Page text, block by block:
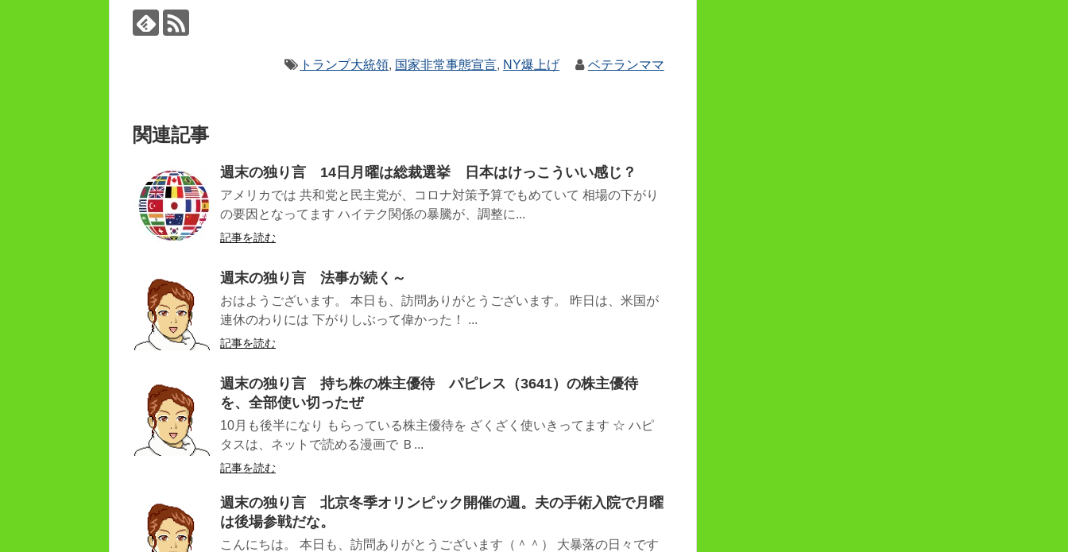
トランプ大統領, 国家非常事態宣言, NY爆上げ ベテランママ
関連記事
週末の独り言 14日月曜は総裁選挙 日本はけっこういい感じ？
アメリカでは 共和党と民主党が、コロナ対策予算でもめていて 相場の下がり
の要因となってます ハイテク関係の暴騰が、調整に...
記事を読む
週末の独り言 法事が続く～
おはようございます。 本日も、訪問ありがとうございます。 昨日は、米国が
連休のわりには 下がりしぶって偉かった！ ...
記事を読む
週末の独り言 持ち株の株主優待 パピレス（3641）の株主優待
を、全部使い切ったぜ
10月も後半になり もらっている株主優待を ざくざく使いきってます ☆ ハピ
タスは、ネットで読める漫画で Ｂ...
記事を読む
週末の独り言 北京冬季オリンピック開催の週。夫の手術入院で月曜
は後場参戦だな。
こんにちは。 本日も、訪問ありがとうございます（＾＾） 大暴落の日々です